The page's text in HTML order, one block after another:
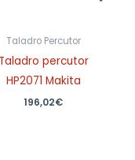
Taladro Percutor
Taladro percutor
HP2071 Makita
196,02€